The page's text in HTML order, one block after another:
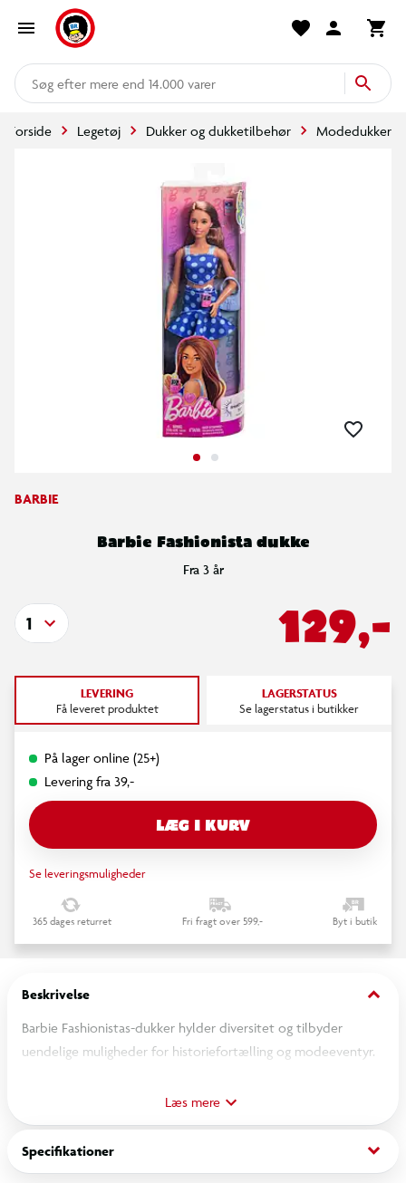
mere end 14.000 varer
Forside Legetøj Dukker og dukketilbehør Modedukker
BARBIE
Barbie Fashionista dukke
Fra 3 år
129,-
1
LEVERING
Få leveret produktet
LAGERSTATUS
Se lagerstatus i butikker
På lager online (25+)
Levering fra 39,-
LÆG I KURV
Se leveringsmuligheder
365 dages returret Fri fragt over 599,- Byt i butik
Beskrivelse keyboard_arrow_down
Barbie Fashionistas-dukker hylder diversitet og tilbyder
uendelige muligheder for historiefortælling og modeeventyr.
det er at udtrykke sin personlighed gennem sin stil. Barbie
Fashionistas er en ideel gave til modeelskende børn overalt.
Sælges hver for sig og så længe lager haves. Dukkerne kan ikke
stå af sig selv. Farver og mønstre kan variere.
Læs mere
Specifikationer keyboard_arrow_down